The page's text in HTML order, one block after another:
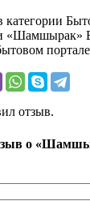
«Шамшырак»
портале
отзыв.
о